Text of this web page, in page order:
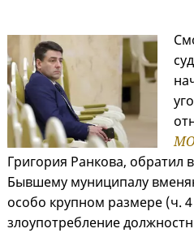
МО
Григория Ранкова, обратил
Бывшему муниципалу
особо крупном размере (ч. 4
злоупотребление